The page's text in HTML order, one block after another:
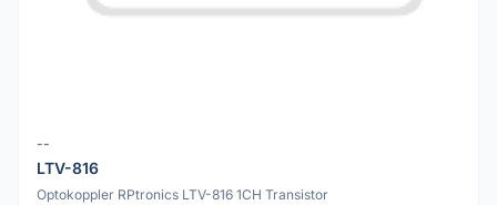
--
LTV-816
Optokoppler RPtronics LTV-816 1CH Transistor